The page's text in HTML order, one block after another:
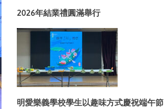
2026年結業禮圓滿舉行
明愛樂義學校學生以趣味方式慶祝端午節